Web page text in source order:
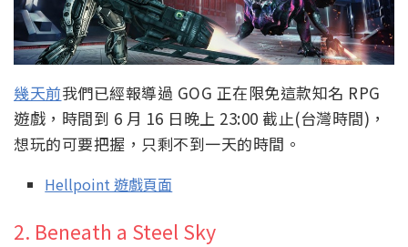
幾天前我們已經報導過 GOG 正在限免這款知名 RPG
遊戲，時間到 6 月 16 日晚上 23:00 截止(台灣時間)，
想玩的可要把握，只剩不到一天的時間。
Hellpoint 遊戲頁面
2. Beneath a Steel Sky